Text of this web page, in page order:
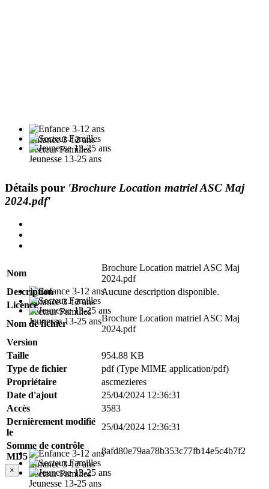
Enfance 3-12 ans
Enfance 3-12 ans
Enfance 3-12 ans
Secteur Familles
Secteur Familles
Secteur Familles
Jeunesse 13-25 ans
Jeunesse 13-25 ans
Jeunesse 13-25 ans
Détails pour 'Brochure Location matriel ASC Maj
2024.pdf'
Nom
Brochure Location matriel ASC Maj
2024.pdf
Description
Aucune description disponible.
Licence
Nom de fichier
Brochure Location matriel ASC Maj
2024.pdf
Version
Taille
954.88 KB
Type de fichier
pdf (Type MIME application/pdf)
Propriétaire
ascmezieres
Date d'ajout
25/04/2024 12:36:31
Accès
3583
Dernièrement modifié
le
25/04/2024 12:36:31
Somme de contrôle
MD5
8afd80e79aa78b353c77fb14e5c4b7f2
×